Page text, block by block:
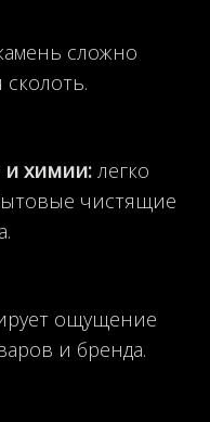
сложно
и химии:легко
чистящие
ощущение
и бренда.